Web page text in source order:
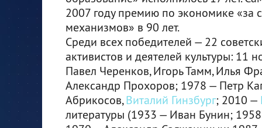
2007 году премию по экономике «за
механизмов» в 90 лет.
Среди всех победителей — 22
активистов и деятелей культуры: 11
Павел Черенков, Игорь Тамм, Илья
Александр Прохоров; 1978 — Петр
Абрикосов,Виталий Гинзбург; 2010 —
литературы (1933 — Иван Бунин;